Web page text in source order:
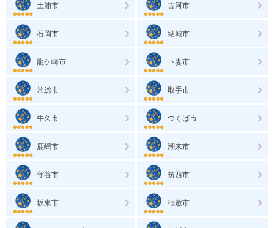
土浦市 古河市
石岡市 結城市
龍ケ崎市 下妻市
常総市 取手市
牛久市 つくば市
鹿嶋市 潮来市
守谷市 筑西市
坂東市 稲敷市